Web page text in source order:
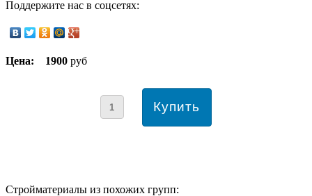
Поддержите нас в соцсетях:
Цена: 1900 руб
Стройматериалы из похожих групп: